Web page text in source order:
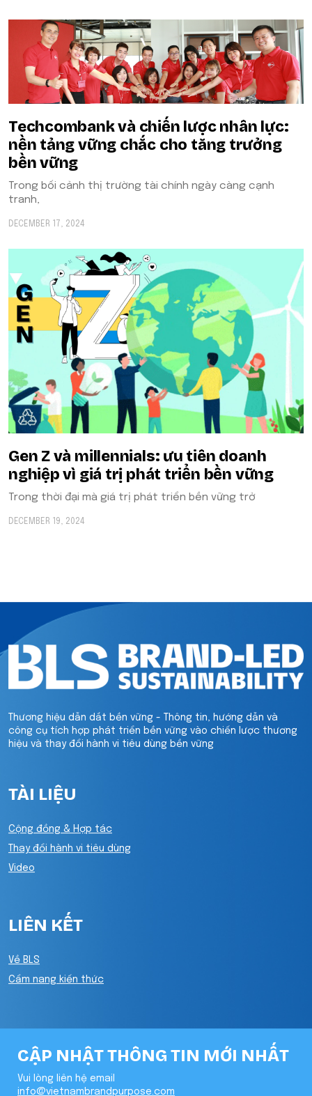
Techcombank và chiến lược nhân lực:
nền tảng vững chắc cho tăng trưởng
bền vững
Trong bối cảnh thị trường tài chính ngày càng cạnh
tranh,
DECEMBER 17, 2024
Gen Z và millennials: ưu tiên doanh
nghiệp vì giá trị phát triển bền vững
Trong thời đại mà giá trị phát triển bền vững trở
DECEMBER 19, 2024
Thương hiệu dẫn dắt bền vững - Thông tin, hướng dẫn và
công cụ tích hợp phát triển bền vững vào chiến lược thương
hiệu và thay đổi hành vi tiêu dùng bền vững
TÀI LIỆU
Cộng đồng & Hợp tác
Thay đổi hành vi tiêu dùng
Video
LIÊN KẾT
Về BLS
Cẩm nang kiến thức
CẬP NHẬT THÔNG TIN MỚI NHẤT
Vui lòng liên hệ email
info@vietnambrandpurpose.com